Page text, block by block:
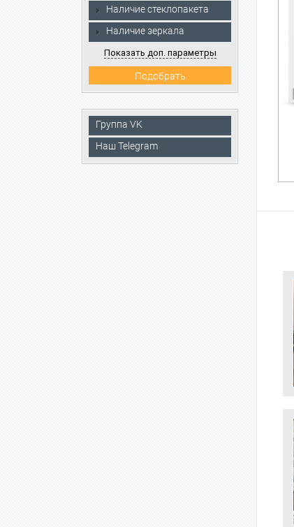
Наличие стеклопакета
Наличие зеркала
Показать доп. параметры
Группа VK
Наш Telegram